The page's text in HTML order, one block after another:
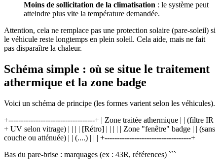
Moins de sollicitation de la climatisation : le système peut
atteindre plus vite la température demandée.
Attention, cela ne remplace pas une protection solaire (pare-soleil) si
le véhicule reste longtemps en plein soleil. Cela aide, mais ne fait
pas disparaître la chaleur.
Schéma simple : où se situe le traitement
athermique et la zone badge
Voici un schéma de principe (les formes varient selon les véhicules).
+-----------------------------------+ | Zone traitée athermique | | (filtre IR
+ UV selon vitrage) | | | | [Rétro] | | | | | Zone "fenêtre" badge | | (sans
couche ou atténuée) | | (....) | | | +-----------------------------------+
Bas du pare-brise : marquages (ex : 43R, références) ```